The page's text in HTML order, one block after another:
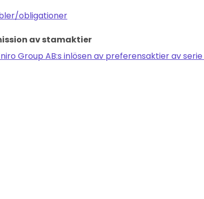
obligationer
av stamaktier
Group AB:s inlösen av preferensaktier av